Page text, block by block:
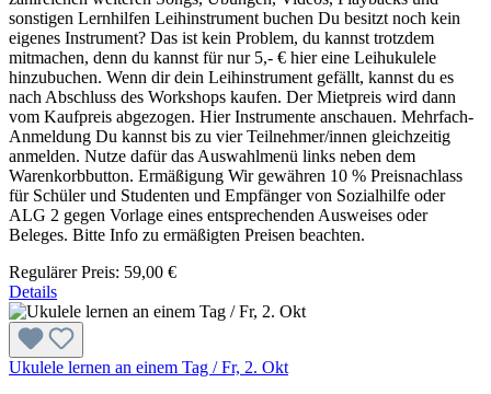
sonstigen Lernhilfen Leihinstrument buchen Du besitzt noch kein
eigenes Instrument? Das ist kein Problem, du kannst trotzdem
mitmachen, denn du kannst für nur 5,- € hier eine Leihukulele
hinzubuchen. Wenn dir dein Leihinstrument gefällt, kannst du es
nach Abschluss des Workshops kaufen. Der Mietpreis wird dann
vom Kaufpreis abgezogen. Hier Instrumente anschauen. Mehrfach-
Anmeldung Du kannst bis zu vier Teilnehmer/innen gleichzeitig
anmelden. Nutze dafür das Auswahlmenü links neben dem
Warenkorbbutton. Ermäßigung Wir gewähren 10 % Preisnachlass
für Schüler und Studenten und Empfänger von Sozialhilfe oder
ALG 2 gegen Vorlage eines entsprechenden Ausweises oder
Beleges. Bitte Info zu ermäßigten Preisen beachten.
Regulärer Preis: 59,00 €
Details
Ukulele lernen an einem Tag / Fr, 2. Okt